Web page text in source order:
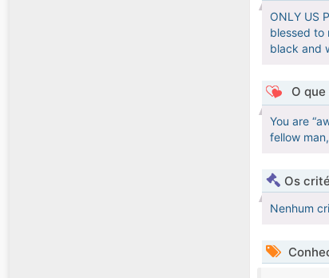
ONLY US
blessed to
black and
O
You are
fellow
Os
Nenhum